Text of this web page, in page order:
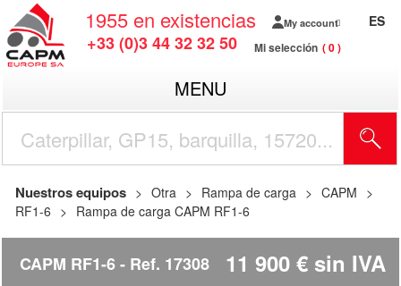
1955 en existencias
+33 (0)3 44 32 32 50
My account
Mi selección 0
ES
MENU
Nuestros equipos Otra Rampa de carga
CAPM
RF1-6
Rampa de carga CAPM RF1-6
CAPM RF1-6 Ref. 17308 11 900 € sin IVA